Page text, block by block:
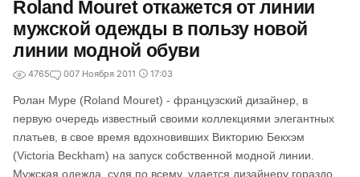
Roland Mouret откажется от линии
мужской одежды в пользу новой
линии модной обуви
4765 007 Ноября 2011 17:03
Ролан Муре (Roland Mouret) - французский дизайнер, в
первую очередь известный своими коллекциями элегантных
платьев, в свое время вдохновивших Викторию Бекхэм
(Victoria Beckham) на запуск собственной модной линии.
Мужская одежда, судя по всему, удается дизайнеру гораздо